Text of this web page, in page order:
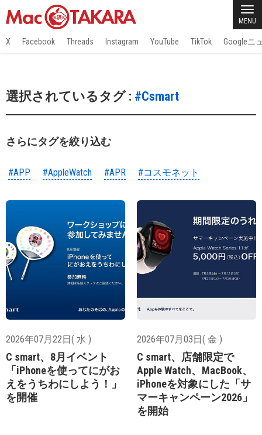
MENU
X Facebook Threads Instagram YouTube TikTok Googleニ
選択されているタグ : #Csmart
さらにタグを絞り込む
#APP #AppleWatch #APR #コスモネット
2026年07月22日( 水 )
C smart、8月イベント
「iPhoneを使ってにがお
えをうちわにしよう！」
を開催
2026年07月03日( 金 )
C smart、店舗限定で
Apple Watch、MacBook、
iPhoneを対象にした「サ
マーキャンペーン2026」
を開始